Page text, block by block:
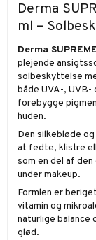
Derma
ml –
Derma
plejende
solbeskyttelse
både UVA-,
forebygge
huden.
Den silkebløde
at fedte, klistre
som en del af
under makeup.
Formlen er
vitamin og
naturlige balance
glød.